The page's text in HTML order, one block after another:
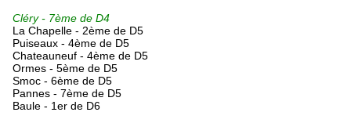
Cléry - 7ème de D4
La Chapelle - 2ème de D5
Puiseaux - 4ème de D5
Chateauneuf - 4ème de D5
Ormes - 5ème de D5
Smoc - 6ème de D5
Pannes - 7ème de D5
Baule - 1er de D6